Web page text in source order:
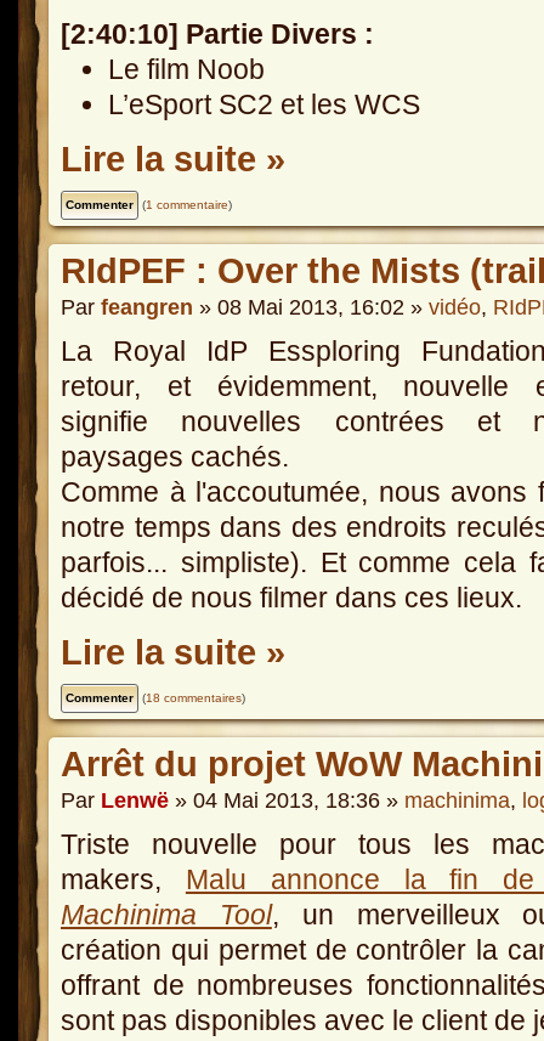
[2:40:10] Partie Divers :
Le film Noob
L’eSport SC2 et les WCS
Lire la suite »
(1 commentaire)
RIdPEF : Over the Mists
Par feangren » 08 Mai 2013, 16:02 » vidéo,
La Royal IdP Essploring
retour, et évidemment, nouvelle
signifie nouvelles contrées et
paysages cachés.
Comme à l'accoutumée, nous
notre temps dans des endroits
parfois... simpliste). Et comme cela
décidé de nous filmer dans ces lieux.
Lire la suite »
(18 commentaires)
Arrêt du projet WoW
Par Lenwë » 04 Mai 2013, 18:36 » machinima,
Triste nouvelle pour tous les
makers, Malu annonce la fin
Machinima Tool, un merveilleux
création qui permet de contrôler la
offrant de nombreuses
sont pas disponibles avec le client de